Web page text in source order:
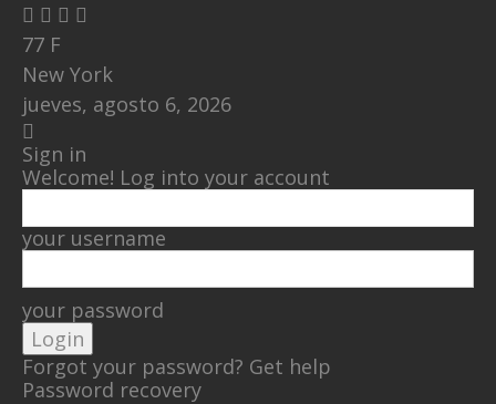
77 F
New York
jueves, agosto 6, 2026
Sign in
Welcome! Log into your account
your username
your password
Forgot your password? Get help
Password recovery